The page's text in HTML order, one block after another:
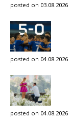
posted on 03.08.2026
posted on 04.08.2026
posted on 04.08.2026